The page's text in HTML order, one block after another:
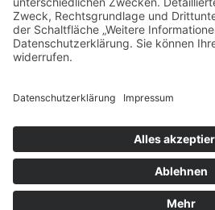
© 2026 Tietge GmbH, Wilhelmstraße 31,
vorbehalten. *Preisangaben inkl.
Versandkosten.